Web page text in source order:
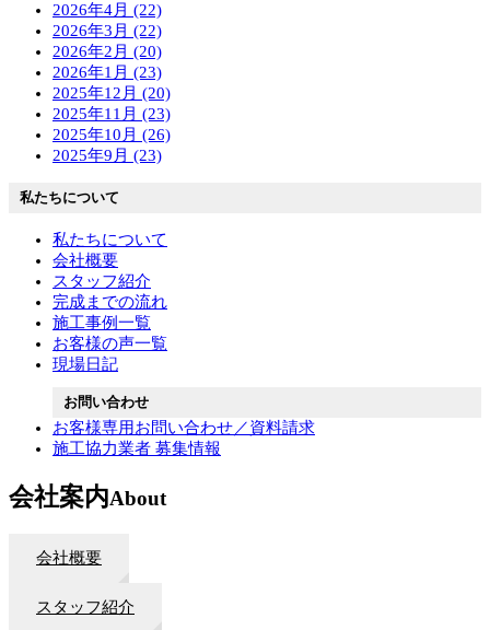
2026年4月 (22)
2026年3月 (22)
2026年2月 (20)
2026年1月 (23)
2025年12月 (20)
2025年11月 (23)
2025年10月 (26)
2025年9月 (23)
私たちについて
私たちについて
会社概要
スタッフ紹介
完成までの流れ
施工事例一覧
お客様の声一覧
現場日記
お問い合わせ
お客様専用お問い合わせ／資料請求
施工協力業者 募集情報
会社案内About
会社概要
スタッフ紹介